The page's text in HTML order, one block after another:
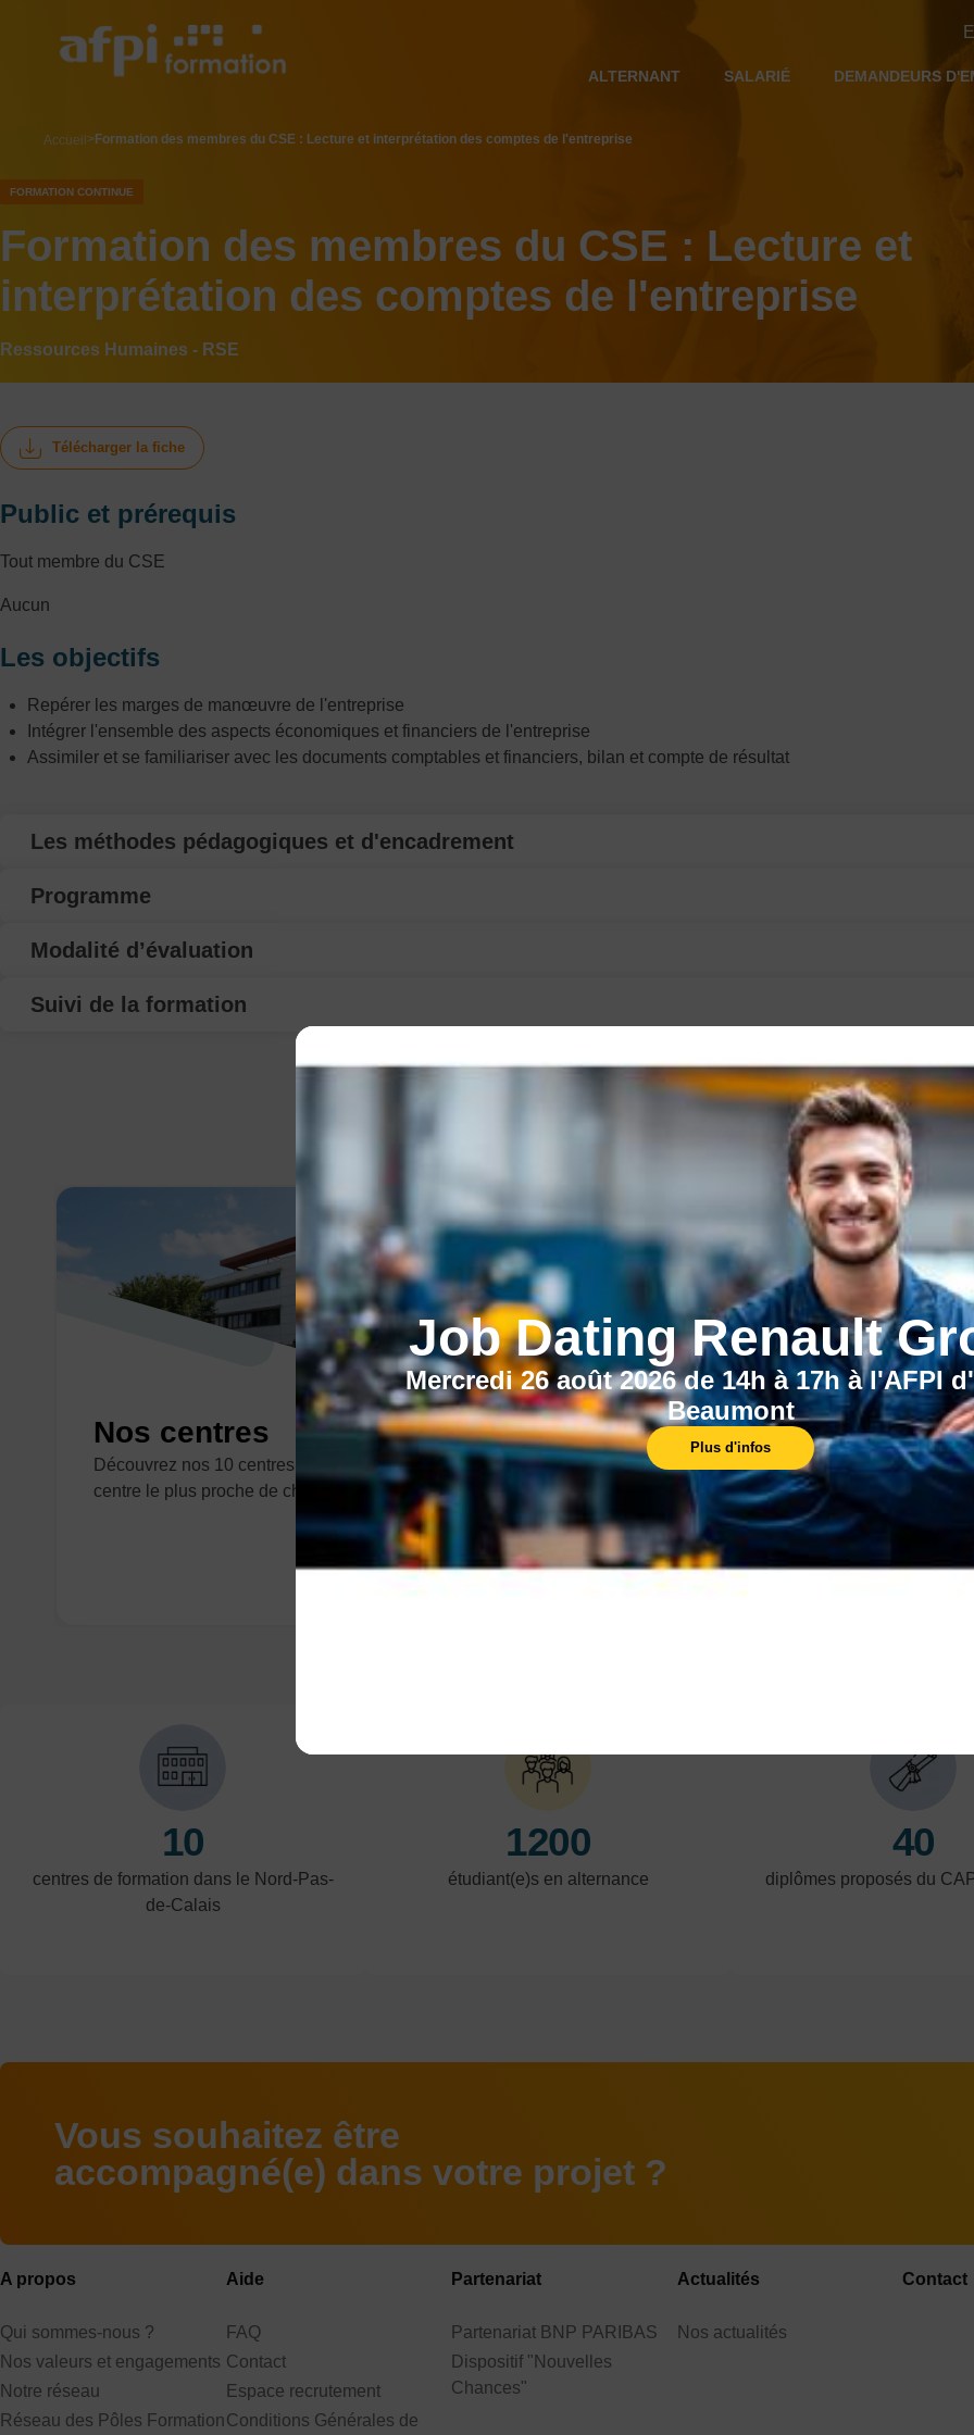
Job Dating Renault
Mercredi 26 août 2026 de 14h à 17h à l'AFPI
Beaumont
Plus d'infos
ALTERNANT SALARIÉ DEMANDEURS
Accueil Formation des membres du CSE : Lecture et interprétation des comptes de l'entreprise
FORMATION CONTINUE
Formation des membres du CSE : Lecture et
interprétation des comptes de l'entreprise
Ressources Humaines - RSE
Télécharger la fiche
Public et prérequis
Tout membre du CSE
Aucun
Les objectifs
Repérer les marges de manœuvre de l'entreprise
Intégrer l'ensemble des aspects économiques et financiers de l'entreprise
Assimiler et se familiariser avec les documents comptables et financiers, bilan et compte de résultat
Les méthodes pédagogiques et d'encadrement
Programme
Modalité d’évaluation
Suivi de la formation
CECI POURRAIT VOUS INTÉRESSER :
Nos centres
Découvrez nos 10 centres pour trouver le
centre le plus proche de chez vous !
La transition
professionnelle
Chez l’AFPI ACM Formation, nous
comprenons vos aspirations et nous sommes
là pour vous aider à les concrétiser.
10
centres de formation dans le Nord-Pas-
de-Calais
1200
étudiant(e)s en alternance
40
diplômes proposés du
Vous souhaitez être
accompagné(e) dans votre projet ?
A propos
Qui sommes-nous ?
Nos valeurs et engagements
Notre réseau
Réseau des Pôles Formation
Aide
FAQ
Contact
Espace recrutement
Conditions Générales de
Partenariat
Partenariat BNP PARIBAS
Dispositif "Nouvelles
Chances"
Actualités
Nos actualités
Contact